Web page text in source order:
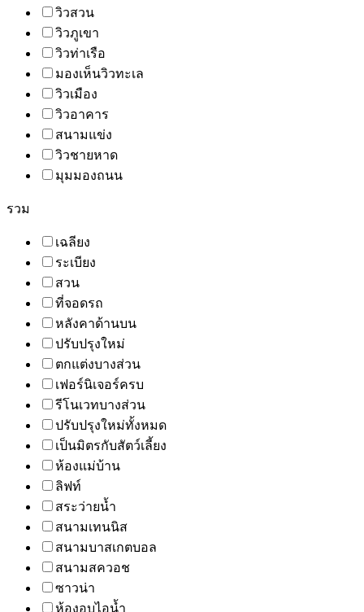
วิวสวน
วิวภูเขา
วิวท่าเรือ
มองเห็นวิวทะเล
วิวเมือง
วิวอาคาร
สนามแข่ง
วิวชายหาด
มุมมองถนน
รวม
เฉลียง
ระเบียง
สวน
ที่จอดรถ
หลังคาด้านบน
ปรับปรุงใหม่
ตกแต่งบางส่วน
เฟอร์นิเจอร์ครบ
รีโนเวทบางส่วน
ปรับปรุงใหม่ทั้งหมด
เป็นมิตรกับสัตว์เลี้ยง
ห้องแม่บ้าน
ลิฟท์
สระว่ายน้ำ
สนามเทนนิส
สนามบาสเกตบอล
สนามสควอช
ซาวน่า
ห้องอบไอน้ำ